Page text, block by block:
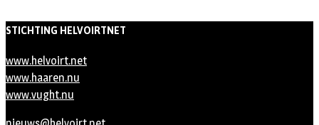
STICHTING HELVOIRTNET
www.helvoirt.net
www.haaren.nu
www.vught.nu